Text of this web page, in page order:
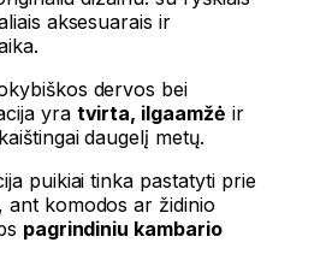
aksesuarais ir
dervos bei
yra tvirta, ilgaamžė ir
daugelį metų.
puikiai tinka pastatyti prie
ant komodos ar židinio
pagrindiniu kambario